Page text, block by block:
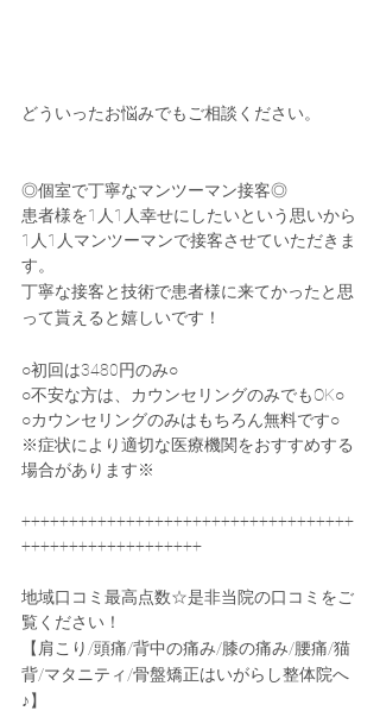
どういったお悩みでもご相談ください。
◎個室で丁寧なマンツーマン接客◎
患者様を1人1人幸せにしたいという思いから
1人1人マンツーマンで接客させていただきま
す。
丁寧な接客と技術で患者様に来てかったと思
って貰えると嬉しいです！
○初回は3480円のみ○
○不安な方は、カウンセリングのみでもOK○
○カウンセリングのみはもちろん無料です○
※症状により適切な医療機関をおすすめする
場合があります※
+++++++++++++++++++++++++++++++++++
+++++++++++++++++++
地域口コミ最高点数☆是非当院の口コミをご
覧ください！
【肩こり/頭痛/背中の痛み/膝の痛み/腰痛/猫
背/マタニティ/骨盤矯正はいがらし整体院へ
♪】